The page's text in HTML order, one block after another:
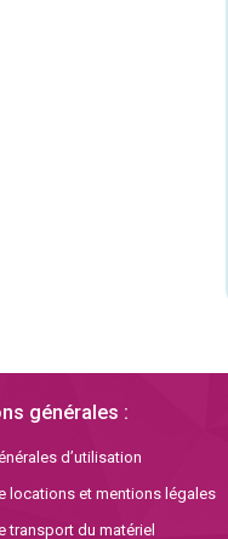
générales :
d’utilisation
locations et mentions légales
transport du matériel